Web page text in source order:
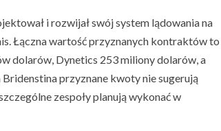
i rozwijał swój system lądowania na
Łączna wartość przyznanych kontraktów to
dolarów, Dynetics 253 miliony dolarów, a
przyznane kwoty nie sugerują
zespoły planują wykonać w